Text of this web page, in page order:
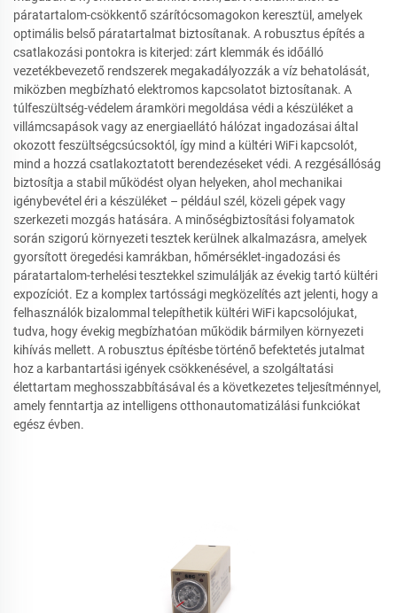
páratartalom-csökkentő szárítócsomagokon keresztül, amelyek
optimális belső páratartalmat biztosítanak. A robusztus építés a
csatlakozási pontokra is kiterjed: zárt klemmák és időálló
vezetékbevezető rendszerek megakadályozzák a víz behatolását,
miközben megbízható elektromos kapcsolatot biztosítanak. A
túlfeszültség-védelem áramköri megoldása védi a készüléket a
villámcsapások vagy az energiaellátó hálózat ingadozásai által
okozott feszültségcsúcsoktól, így mind a kültéri WiFi kapcsolót,
mind a hozzá csatlakoztatott berendezéseket védi. A rezgésállóság
biztosítja a stabil működést olyan helyeken, ahol mechanikai
igénybevétel éri a készüléket – például szél, közeli gépek vagy
szerkezeti mozgás hatására. A minőségbiztosítási folyamatok
során szigorú környezeti tesztek kerülnek alkalmazásra, amelyek
gyorsított öregedési kamrákban, hőmérséklet-ingadozási és
páratartalom-terhelési tesztekkel szimulálják az évekig tartó kültéri
expozíciót. Ez a komplex tartóssági megközelítés azt jelenti, hogy a
felhasználók bizalommal telepíthetik kültéri WiFi kapcsolójukat,
tudva, hogy évekig megbízhatóan működik bármilyen környezeti
kihívás mellett. A robusztus építésbe történő befektetés jutalmat
hoz a karbantartási igények csökkenésével, a szolgáltatási
élettartam meghosszabbításával és a következetes teljesítménnyel,
amely fenntartja az intelligens otthonautomatizálási funkciókat
egész évben.